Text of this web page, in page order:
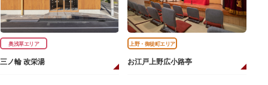
奥浅草エリア
三ノ輪 改栄湯
上野・御徒町エリア
お江戸上野広小路亭